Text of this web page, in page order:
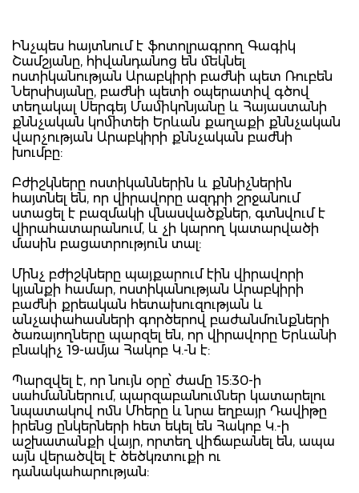
Ինչպես հայտնում է ֆոտոլրագրող Գագիկ
Շամշյանը, հիվանդանոց են մեկնել
ոստիկանության Արաբկիրի բաժնի պետ Ռուբեն
Ներսիսյանը, բաժնի պետի օպերատիվ գծով
տեղակալ Սերգեյ Մամիկոնյանը և Հայաստանի
քննչական կոմիտեի Երևան քաղաքի քննչական
վարչության Արաբկիրի քննչական բաժնի
խումբը:
Բժիշկները ոստիկաններին և քննիչներին
հայտնել են, որ վիրավորը ազդրի շրջանում
ստացել է բազմակի վնասվածքներ, գտնվում է
վիրահատարանում, և չի կարող կատարվածի
մասին բացատրություն տալ:
Մինչ բժիշկները պայքարում էին վիրավորի
կյանքի համար, ոստիկանության Արաբկիրի
բաժնի քրեական հետախուզության և
անչափահասների գործերով բաժանմունքների
ծառայողները պարզել են, որ վիրավորը Երևանի
բնակիչ 19-ամյա Հակոբ Կ.-ն է:
Պարզվել է, որ նույն օրը՝ ժամը 15:30-ի
սահմաններում, պարզաբանումներ կատարելու
նպատակով ոմն Մհերը և նրա եղբայր Դավիթը
իրենց ընկերների հետ եկել են Հակոբ Կ.-ի
աշխատանքի վայր, որտեղ վիճաբանել են, ապա
այն վերածվել է ծեծկռտուքի ու
դանակահարության: